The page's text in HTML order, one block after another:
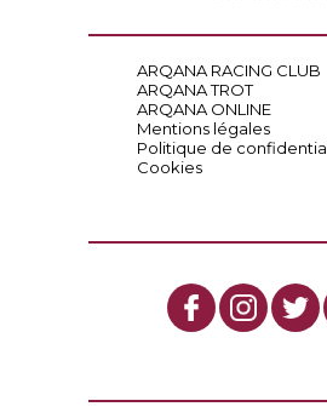
ARQANA RACING CLUB
ARQANA TROT
ARQANA ONLINE
Mentions légales
Politique de
Cookies